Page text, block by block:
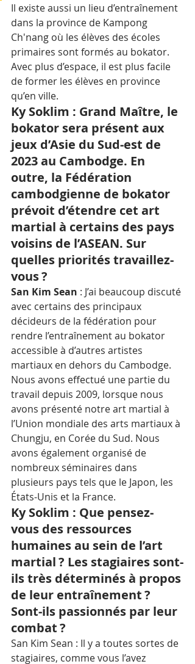
Il existe aussi un lieu d’entraînement
dans la province de Kampong
Ch'nang où les élèves des écoles
primaires sont formés au bokator.
Avec plus d’espace, il est plus facile
de former les élèves en province
qu’en ville.
Ky Soklim : Grand Maître, le
bokator sera présent aux
jeux d’Asie du Sud-est de
2023 au Cambodge. En
outre, la Fédération
cambodgienne de bokator
prévoit d’étendre cet art
martial à certains des pays
voisins de l’ASEAN. Sur
quelles priorités travaillez-
vous ?
San Kim Sean : J’ai beaucoup discuté
avec certains des principaux
décideurs de la fédération pour
rendre l’entraînement au bokator
accessible à d’autres artistes
martiaux en dehors du Cambodge.
Nous avons effectué une partie du
travail depuis 2009, lorsque nous
avons présenté notre art martial à
l’Union mondiale des arts martiaux à
Chungju, en Corée du Sud. Nous
avons également organisé de
nombreux séminaires dans
plusieurs pays tels que le Japon, les
États-Unis et la France.
Ky Soklim : Que pensez-
vous des ressources
humaines au sein de l’art
martial ? Les stagiaires sont-
ils très déterminés à propos
de leur entraînement ?
Sont-ils passionnés par leur
combat ?
San Kim Sean : Il y a toutes sortes de
stagiaires, comme vous l’avez